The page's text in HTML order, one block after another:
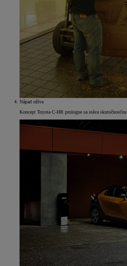
Nápad ožíva
Koncept Toyota C-HR prologue sa stáva skutočnosťou.